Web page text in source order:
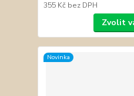
355 Kč bez DPH
Zvolit
Novinka